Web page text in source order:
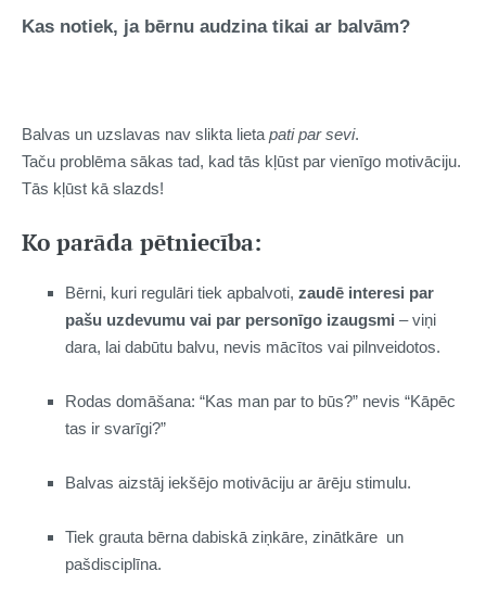
Kas notiek, ja bērnu audzina tikai ar balvām?
Balvas un uzslavas nav slikta lieta pati par sevi.
Taču problēma sākas tad, kad tās kļūst par vienīgo motivāciju.
Tās kļūst kā slazds!
Ko parāda pētniecība:
Bērni, kuri regulāri tiek apbalvoti, zaudē interesi par
pašu uzdevumu vai par personīgo izaugsmi – viņi
dara, lai dabūtu balvu, nevis mācītos vai pilnveidotos.
Rodas domāšana: “Kas man par to būs?” nevis “Kāpēc
tas ir svarīgi?”
Balvas aizstāj iekšējo motivāciju ar ārēju stimulu.
Tiek grauta bērna dabiskā ziņkāre, zinātkāre un
pašdisciplīna.